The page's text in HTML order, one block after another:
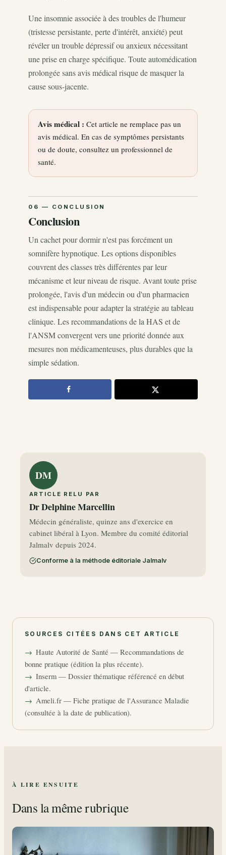
Une insomnie associée à des troubles de l'humeur
(tristesse persistante, perte d'intérêt, anxiété) peut
révéler un trouble dépressif ou anxieux nécessitant
une prise en charge spécifique. Toute automédication
prolongée sans avis médical risque de masquer la
cause sous-jacente.
Avis médical : Cet article ne remplace pas un
avis médical. En cas de symptômes persistants
ou de doute, consultez un professionnel de
santé.
Conclusion
Un cachet pour dormir n'est pas forcément un
somnifère hypnotique. Les options disponibles
couvrent des classes très différentes par leur
mécanisme et leur niveau de risque. Avant toute prise
prolongée, l'avis d'un médecin ou d'un pharmacien
est indispensable pour adapter la stratégie au tableau
clinique. Les recommandations de la HAS et de
l'ANSM convergent vers une priorité donnée aux
mesures non médicamenteuses, plus durables que la
simple sédation.
DM
ARTICLE RELU PAR
Dr Delphine Marcellin
Médecin généraliste, quinze ans d'exercice en
cabinet libéral à Lyon. Membre du comité éditorial
Jalmalv depuis 2024.
Conforme à la méthode éditoriale Jalmalv
SOURCES CITÉES DANS CET ARTICLE
Haute Autorité de Santé — Recommandations de
bonne pratique (édition la plus récente).
Inserm — Dossier thématique référencé en début
d'article.
Ameli.fr — Fiche pratique de l'Assurance Maladie
(consultée à la date de publication).
À LIRE ENSUITE
Dans la même rubrique